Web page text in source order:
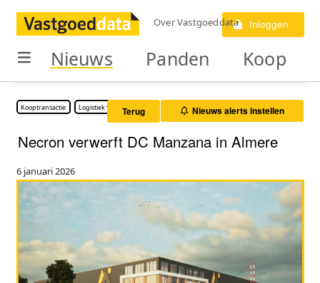
Over Vastgoeddata Inloggen
Nieuws Panden Koop
Kooptransactie Logistiek vastgoedTerug Nieuws alerts instellen
Necron verwerft DC Manzana in Almere
6 januari 2026